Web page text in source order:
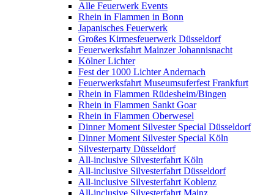
Alle Feuerwerk Events
Rhein in Flammen in Bonn
Japanisches Feuerwerk
Großes Kirmesfeuerwerk Düsseldorf
Feuerwerksfahrt Mainzer Johannisnacht
Kölner Lichter
Fest der 1000 Lichter Andernach
Feuerwerksfahrt Museumsuferfest Frankfurt
Rhein in Flammen Rüdesheim/Bingen
Rhein in Flammen Sankt Goar
Rhein in Flammen Oberwesel
Dinner Moment Silvester Special Düsseldorf
Dinner Moment Silvester Special Köln
Silvesterparty Düsseldorf
All-inclusive Silvesterfahrt Köln
All-inclusive Silvesterfahrt Düsseldorf
All-inclusive Silvesterfahrt Koblenz